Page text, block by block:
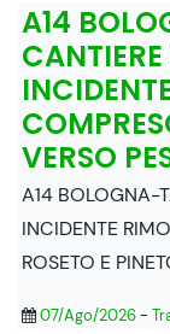
A14
VERSO
A14 BOLOGNA-
INCIDENTE
ROSETO E
07/Ago/2026-